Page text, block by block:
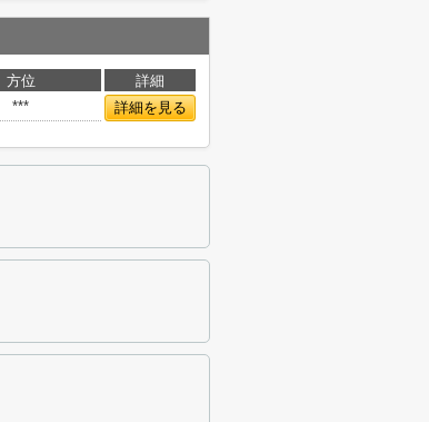
方位
詳細
*** 詳細を見る